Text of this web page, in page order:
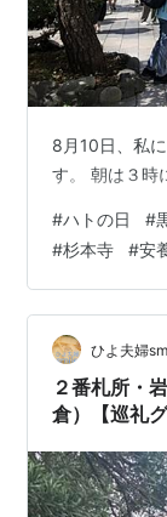
8月10日、私
す。 朝は３時
#ハトの日 #
#杉本寺 #安
ひよ夫婦
２番札所・
倉）【巡礼